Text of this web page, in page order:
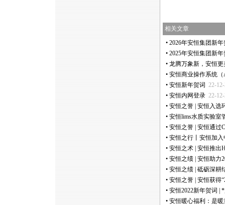
相关文章
• 2026年安恒集团新
• 2025年安恒集团新
• 龙腾万象新，安恒
• 安恒商业操作系统（
• 安恒新年贺词 22-
• 安恒内网登录 22-
• 安恒之誉 | 安恒入选
• 安恒lims水质实验室
• 安恒之誉 | 安恒通过
• 安恒之行丨安恒加
• 安恒之术 | 安恒推出
• 安恒之绩 | 安恒助力
• 安恒之绩 | 砥砺深耕
• 安恒之誉 | 安恒获得
• 安恒2022新年贺词 | *
• 安恒暖心福利：是